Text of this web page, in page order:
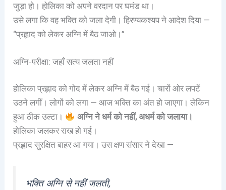
जुड़ा हो। होलिका को अपने वरदान पर घमंड था।
उसे लगा कि वह भक्ति को जला देगी। हिरण्यकश्यप ने आदेश दिया —
“प्रह्लाद को लेकर अग्नि में बैठ जाओ।”
अग्नि-परीक्षा: जहाँ सत्य जलता नहीं
होलिका प्रह्लाद को गोद में लेकर अग्नि में बैठ गई। चारों ओर लपटें
उठने लगीं। लोगों को लगा — आज भक्ति का अंत हो जाएगा। लेकिन
हुआ ठीक उल्टा।
अग्नि ने धर्म को नहीं, अधर्म को जलाया।
होलिका जलकर राख हो गई।
प्रह्लाद सुरक्षित बाहर आ गया। उस क्षण संसार ने देखा —
भक्ति अग्नि से नहीं जलती,